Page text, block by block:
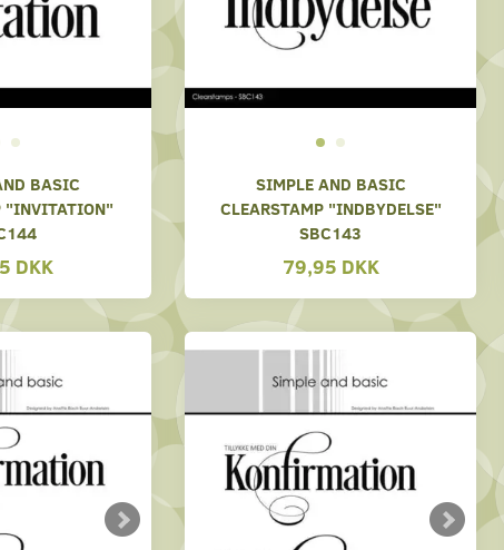
BASIC
"INVITATION"
DKK
SIMPLE AND BASIC
CLEARSTAMP "INDBYDELSE"
SBC143
79,95 DKK